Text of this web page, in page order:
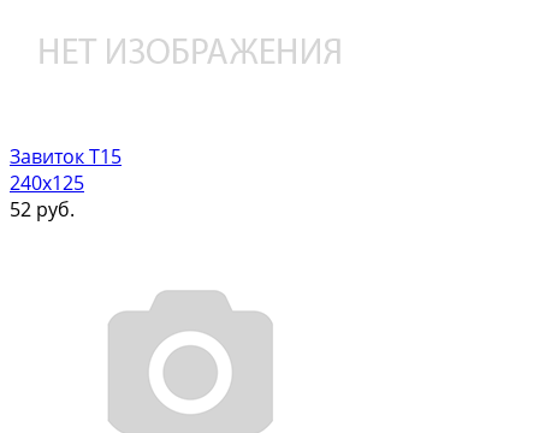
Завиток Т15
240х125
52 руб.